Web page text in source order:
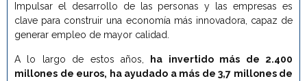
Impulsar el desarrollo de las personas y las empresas es
clave para construir una economía más innovadora, capaz de
generar empleo de mayor calidad.
A lo largo de estos años,
ha invertido más de 2.400
millones de euros, ha ayudado a más de 3,7 millones de